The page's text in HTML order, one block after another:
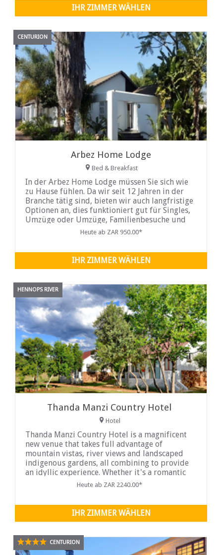
IHR ZIMMER WÄHLEN
CENTURION
Arbez Home Lodge
Bed & Breakfast
In der Arbez Home Lodge müssen Sie sich wie
zu Hause fühlen. Da wir seit 12 Jahren in der
Branche tätig sind, bieten wir auch langfristige
Optionen an, dies funktioniert gut für Singles,
Umzüge oder Umzüge, Familienbesuche und
natürlich, wenn Sie es sich leisten können,
Heute ab ZAR 950.00*
IHR ZIMMER WÄHLEN
HENNOPS RIVER
Thanda Manzi Country Hotel
Hotel
Thanda Manzi Country Hotel is a magnificent
new venue that takes full advantage of
mountain vistas, river views and landscaped
indigenous gardens, all combining to provide
an idyllic experience. Whether it's a romantic
weekend away, a high-level business
Heute ab ZAR 2240.00*
IHR ZIMMER WÄHLEN
CENTURION